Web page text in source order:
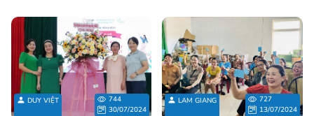
Phụ nữ khuyết tật (CLB PNKT)
Triệu Phong. Buổi gặp gỡ nằm
trong chuỗi thăm hoạt động của
các chương trình, dự án trên địa
bàn tỉnh do Chính phủ Hoa Kỳ
tài trợ thông qua các tổ chức phi
chính phủ nước ngoài.
tật (PNKT) huyện Ba Vì.
DUY VIỆT
744
30/07/2024
LAM GIANG
727
13/07/2024